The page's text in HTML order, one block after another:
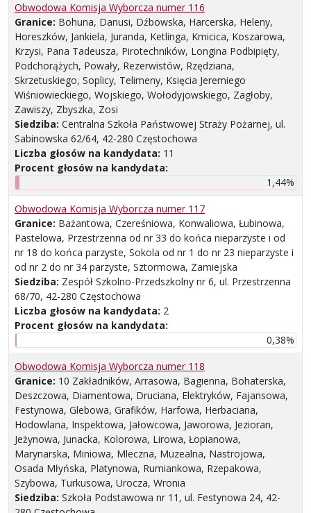
Obwodowa Komisja Wyborcza numer 116
Granice: Bohuna, Danusi, Dźbowska, Harcerska, Heleny,
Horeszków, Jankiela, Juranda, Ketlinga, Kmicica, Koszarowa,
Krzysi, Pana Tadeusza, Pirotechników, Longina Podbipięty,
Podchorążych, Powały, Rezerwistów, Rzędziana,
Skrzetuskiego, Soplicy, Telimeny, Księcia Jeremiego
Wiśniowieckiego, Wojskiego, Wołodyjowskiego, Zagłoby,
Zawiszy, Zbyszka, Zosi
Siedziba: Centralna Szkoła Państwowej Straży Pożarnej, ul.
Sabinowska 62/64, 42-280 Częstochowa
Liczba głosów na kandydata: 11
Procent głosów na kandydata:
1,44%
Obwodowa Komisja Wyborcza numer 117
Granice: Bażantowa, Czereśniowa, Konwaliowa, Łubinowa,
Pastelowa, Przestrzenna od nr 33 do końca nieparzyste i od
nr 18 do końca parzyste, Sokola od nr 1 do nr 23 nieparzyste i
od nr 2 do nr 34 parzyste, Sztormowa, Zamiejska
Siedziba: Zespół Szkolno-Przedszkolny nr 6, ul. Przestrzenna
68/70, 42-280 Częstochowa
Liczba głosów na kandydata: 2
Procent głosów na kandydata:
0,38%
Obwodowa Komisja Wyborcza numer 118
Granice: 10 Zakładników, Arrasowa, Bagienna, Bohaterska,
Deszczowa, Diamentowa, Druciana, Elektryków, Fajansowa,
Festynowa, Glebowa, Grafików, Harfowa, Herbaciana,
Hodowlana, Inspektowa, Jałowcowa, Jaworowa, Jezioran,
Jeżynowa, Junacka, Kolorowa, Lirowa, Łopianowa,
Marynarska, Miniowa, Mleczna, Muzealna, Nastrojowa,
Osada Młyńska, Platynowa, Rumiankowa, Rzepakowa,
Szybowa, Turkusowa, Urocza, Wronia
Siedziba: Szkoła Podstawowa nr 11, ul. Festynowa 24, 42-